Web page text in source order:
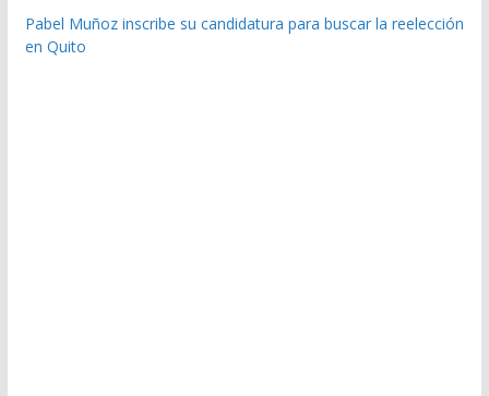
Pabel Muñoz inscribe su candidatura para buscar la reelección
en Quito